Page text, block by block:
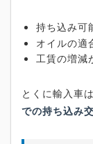
持ち込み可
オイルの適
工賃の増減
とくに輸入車
での持ち込み